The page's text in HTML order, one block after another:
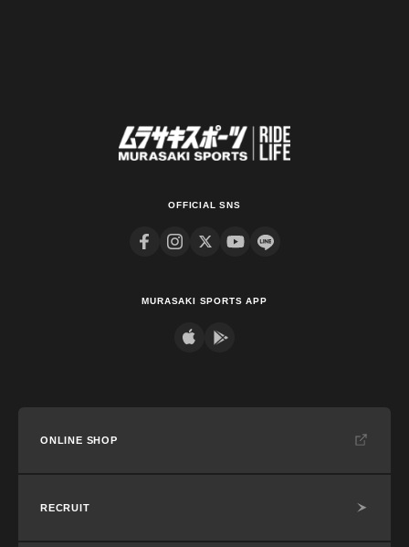
OFFICIAL SNS
MURASAKI SPORTS APP
ONLINE SHOP
RECRUIT